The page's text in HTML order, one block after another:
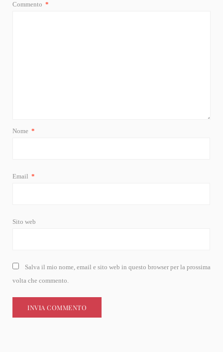
Commento *
Nome *
Email *
Sito web
Salva il mio nome, email e sito web in questo browser per la prossima
volta che commento.